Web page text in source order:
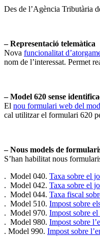
Des de l’Agència Tributària
– Representació telemàtica
Nova funcionalitat
nom de l’interessat. Permet
– Model 620 sense
El nou formulari web del
cal utilitzar el formulari 620
– Nous models de
S’han habilitat nous
. Model 040. Taxa sobre el
. Model 042. Taxa sobre el
. Model 044. Taxa fiscal
. Model 510. Impost sobre
. Model 970. Impost sobre
. Model 980. Impost sobre
. Model 990. Impost sobre